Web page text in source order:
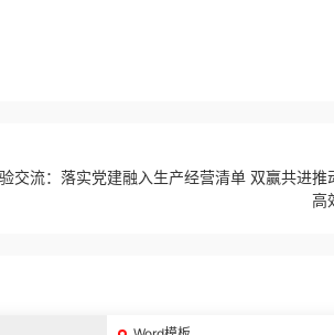
交流：落实党建融入生产经营清单 双赢共进推
高